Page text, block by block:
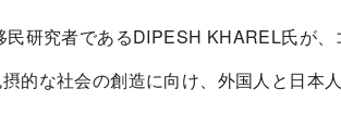
研究者であるDIPESH KHAREL氏が
的な社会の創造に向け、外国人と日本